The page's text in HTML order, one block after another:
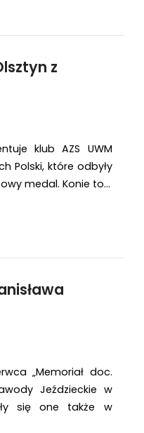
z
klub AZS UWM
Polski, które odbyły
medal. Konie to…
„Memoriał doc.
Jeździeckie w
się one także w